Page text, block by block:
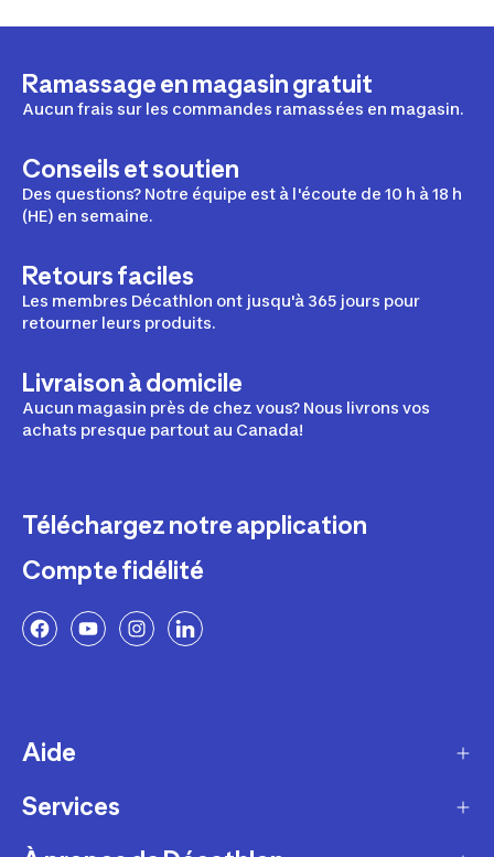
Ramassage en magasin gratuit
Aucun frais sur les commandes ramassées en magasin.
Conseils et soutien
Des questions? Notre équipe est à l'écoute de 10 h à 18 h
(HE) en semaine.
Retours faciles
Les membres Décathlon ont jusqu'à 365 jours pour
retourner leurs produits.
Livraison à domicile
Aucun magasin près de chez vous? Nous livrons vos
achats presque partout au Canada!
Téléchargez notre application
Compte fidélité
Aide
Livraison
Retours et échanges
Services